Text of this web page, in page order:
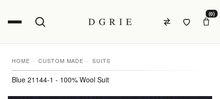
(0)
HOME CUSTOM MADE SUITS
Blue 21144-1 - 100% Wool Suit